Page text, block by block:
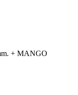
+ MANGO